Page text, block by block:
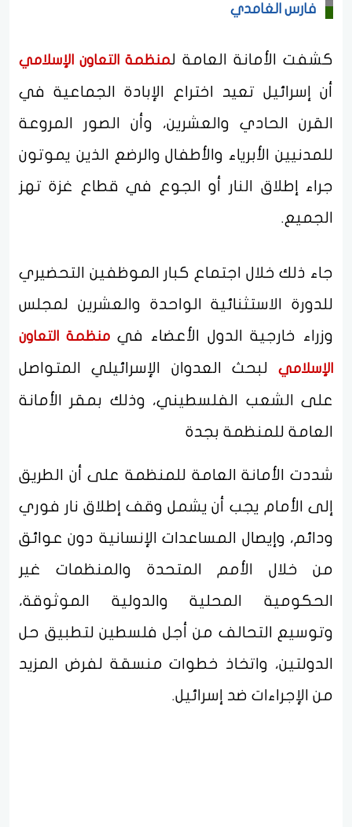
فارس الغامدي
كشفت الأمانة العامة لمنظمة التعاون الإسلامي
أن إسرائيل تعيد اختراع الإبادة الجماعية في
القرن الحادي والعشرين، وأن الصور المروعة
للمدنيين الأبرياء والأطفال والرضع الذين يموتون
جراء إطلاق النار أو الجوع في قطاع غزة تهز
الجميع.
جاء ذلك خلال اجتماع كبار الموظفين التحضيري
للدورة الاستثنائية الواحدة والعشرين لمجلس
وزراء خارجية الدول الأعضاء فيمنظمة التعاون
الإسلامي لبحث العدوان الإسرائيلي المتواصل
على الشعب الفلسطيني، وذلك بمقر الأمانة
العامة للمنظمة بجدة
شددت الأمانة العامة للمنظمة على أن الطريق
إلى الأمام يجب أن يشمل وقف إطلاق نار فوري
ودائم، وإيصال المساعدات الإنسانية دون عوائق
من خلال الأمم المتحدة والمنظمات غير
الحكومية المحلية والدولية الموثوقة،
وتوسيع التحالف من أجل فلسطين لتطبيق حل
الدولتين، واتخاذ خطوات منسقة لفرض المزيد
من الإجراءات ضد إسرائيل.